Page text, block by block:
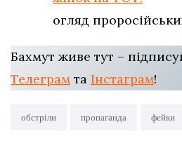
огляд
Бахмут живе тут –
Телеграм та Інстаграм!
обстріли пропаганда фейки